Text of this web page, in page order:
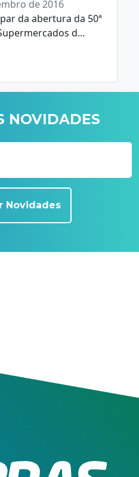
de 2016
da abertura da 50ª
d...
NOVIDADES
Novidades